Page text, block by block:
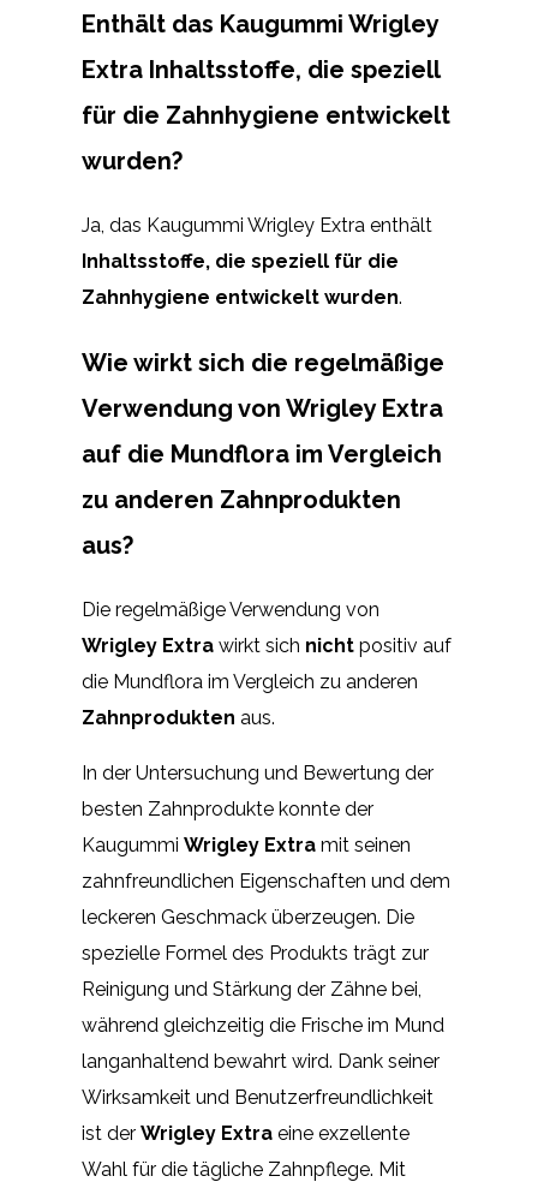
Enthält das Kaugummi Wrigley
Extra Inhaltsstoffe, die speziell
für die Zahnhygiene entwickelt
wurden?
Ja, das Kaugummi Wrigley Extra enthält
Inhaltsstoffe, die speziell für die
Zahnhygiene entwickelt wurden.
Wie wirkt sich die regelmäßige
Verwendung von Wrigley Extra
auf die Mundflora im Vergleich
zu anderen Zahnprodukten
aus?
Die regelmäßige Verwendung von
Wrigley Extra wirkt sich nicht positiv auf
die Mundflora im Vergleich zu anderen
Zahnprodukten aus.
In der Untersuchung und Bewertung der
besten Zahnprodukte konnte der
Kaugummi Wrigley Extra mit seinen
zahnfreundlichen Eigenschaften und dem
leckeren Geschmack überzeugen. Die
spezielle Formel des Produkts trägt zur
Reinigung und Stärkung der Zähne bei,
während gleichzeitig die Frische im Mund
langanhaltend bewahrt wird. Dank seiner
Wirksamkeit und Benutzerfreundlichkeit
ist der Wrigley Extra eine exzellente
Wahl für die tägliche Zahnpflege. Mit